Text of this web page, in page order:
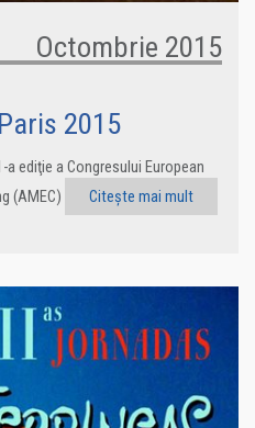
Octombrie 2015
2015
a ediţie a Congresului European
(AMEC)
Citește mai mult